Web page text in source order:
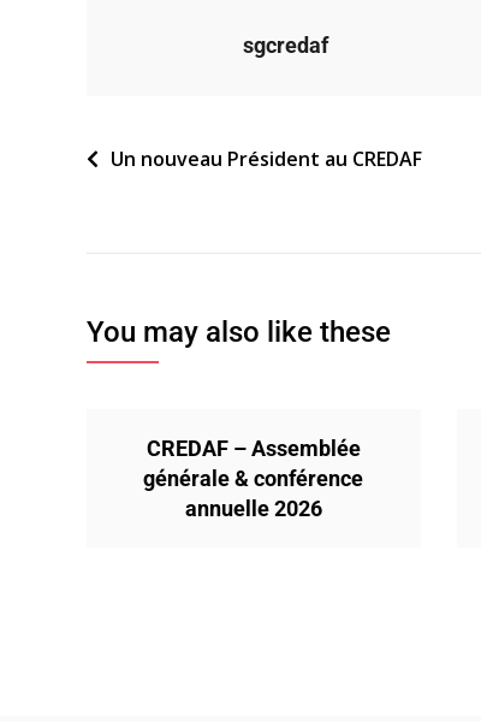
sgcredaf
Navigation
Un nouveau Président au CREDAF
You may also like these
CREDAF – Assemblée
générale & conférence
annuelle 2026